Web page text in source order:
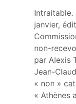
Intraitable.
janvier,
non-
par Alexis
Jean-
« non »
« Athènes